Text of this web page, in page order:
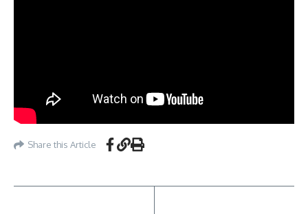
Share this Article